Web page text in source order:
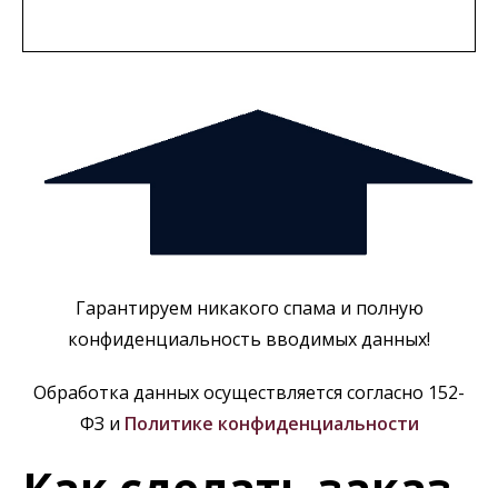
Гарантируем никакого спама и полную
конфиденциальность вводимых данных!
Обработка данных осуществляется согласно 152-
ФЗ и Политике конфиденциальности